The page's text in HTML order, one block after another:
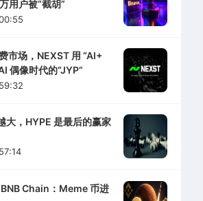
用户被“截胡”
市场，NEXST 用 “AI+
偶像时代的“JYP”
，HYPE 是最后的赢家
Chain：Meme 币进